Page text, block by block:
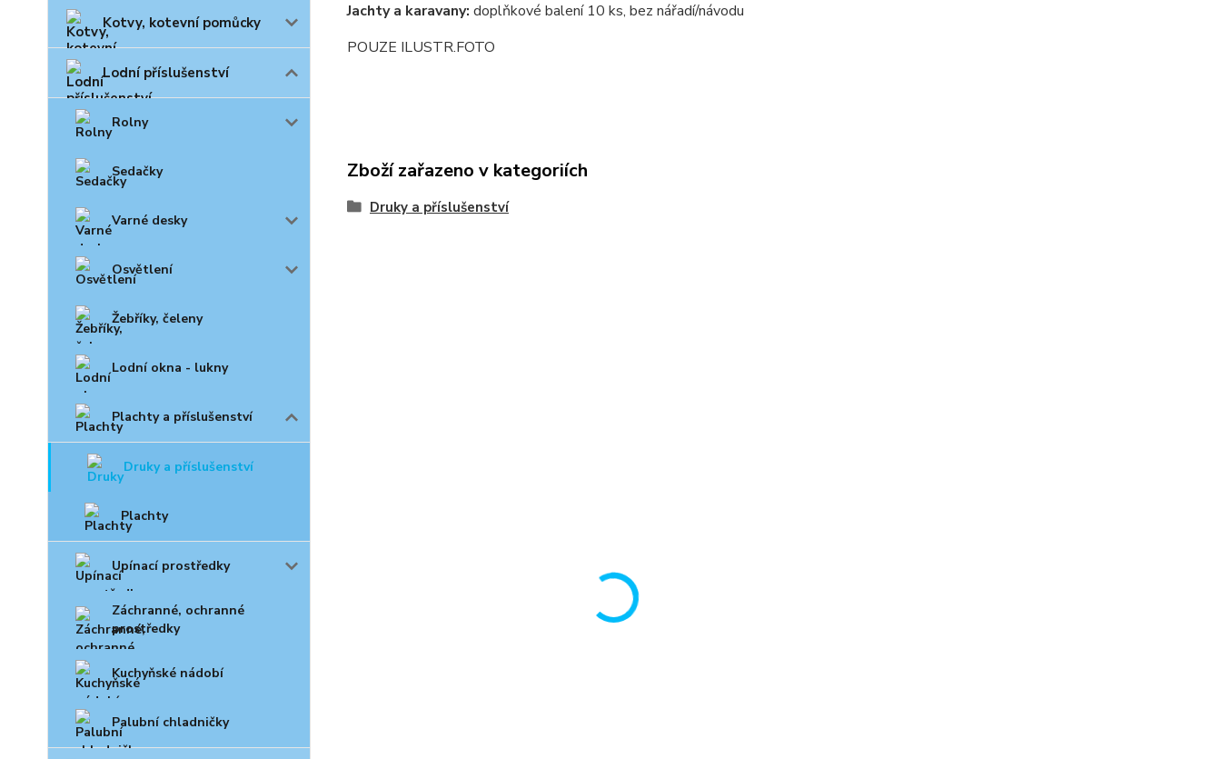
Kotvy, kotevní pomůcky
Lodní příslušenství
Rolny
Sedačky
Varné desky
Osvětlení
Žebříky, čeleny
Lodní okna - lukny
Plachty a příslušenství
Druky a příslušenství
Plachty
Upínací prostředky
Záchranné, ochranné
prostředky
Kuchyňské nádobí
Palubní chladničky
Jachty a karavany: doplňkové balení 10 ks, bez nářadí/návodu
POUZE ILUSTR.FOTO
Zboží zařazeno v kategoriích
Druky a příslušenství